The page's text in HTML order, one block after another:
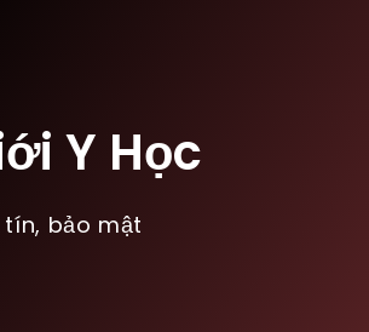
Y Học
bảo mật